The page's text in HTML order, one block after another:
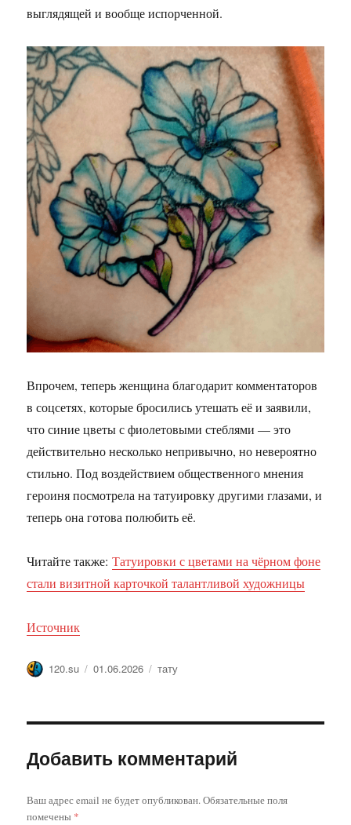
выглядящей и вообще испорченной.
Впрочем, теперь женщина благодарит комментаторов
в соцсетях, которые бросились утешать её и заявили,
что синие цветы с фиолетовыми стеблями — это
действительно несколько непривычно, но невероятно
стильно. Под воздействием общественного мнения
героиня посмотрела на татуировку другими глазами, и
теперь она готова полюбить её.
Читайте также:Татуировки с цветами на чёрном фоне
стали визитной карточкой талантливой художницы
Источник
Автор
120.su Опубликовано
01.06.2026 Метки
тату
Добавить комментарий
Ваш адрес email не будет опубликован.Обязательные поля
помечены *